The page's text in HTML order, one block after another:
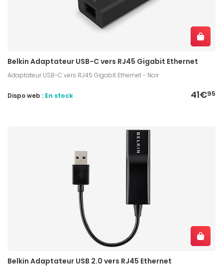
Belkin Adaptateur USB-C vers RJ45 Gigabit Ethernet
Adaptateur USB-C vers RJ45 Gigabit Ethernet - Noir
41€95
Dispo web : En stock
Belkin Adaptateur USB 2.0 vers RJ45 Ethernet